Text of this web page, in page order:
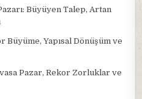
Büyüyen Talep, Artan
Yapısal Dönüşüm ve
Pazar, Rekor Zorluklar ve